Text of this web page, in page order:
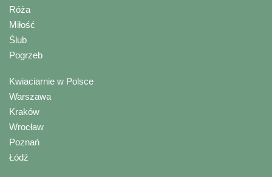
Róża
Miłość
Ślub
Pogrzeb
Kwiaciarnie w Polsce
Warszawa
Kraków
Wrocław
Poznań
Łódź